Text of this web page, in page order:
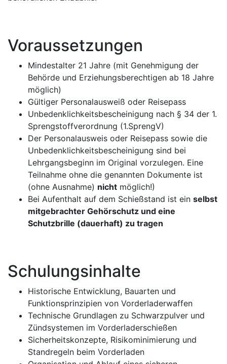
Voraussetzungen
Mindestalter 21 Jahre (mit Genehmigung der
Behörde und Erziehungsberechtigen ab 18 Jahre
möglich)
Gültiger Personalausweiß oder Reisepass
Unbedenklichkeitsbescheinigung nach § 34 der 1.
Sprengstoffverordnung (1.SprengV)
Der Personalausweis oder Reisepass sowie die
Unbedenklichkeitsbescheinigung sind bei
Lehrgangsbeginn im Original vorzulegen. Eine
Teilnahme ohne die genannten Dokumente ist
(ohne Ausnahme) nicht möglich!)
Bei Aufenthalt auf dem Schießstand ist ein selbst
mitgebrachter Gehörschutz und eine
Schutzbrille (dauerhaft) zu tragen
Schulungsinhalte
Historische Entwicklung, Bauarten und
Funktionsprinzipien von Vorderladerwaffen
Technische Grundlagen zu Schwarzpulver und
Zündsystemen im Vorderladerschießen
Sicherheitskonzepte, Risikominimierung und
Standregeln beim Vorderladen